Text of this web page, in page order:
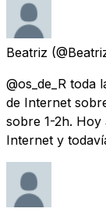
Beatriz
@os_de_R toda
de Internet
sobre 1-2h. Hoy
Internet y